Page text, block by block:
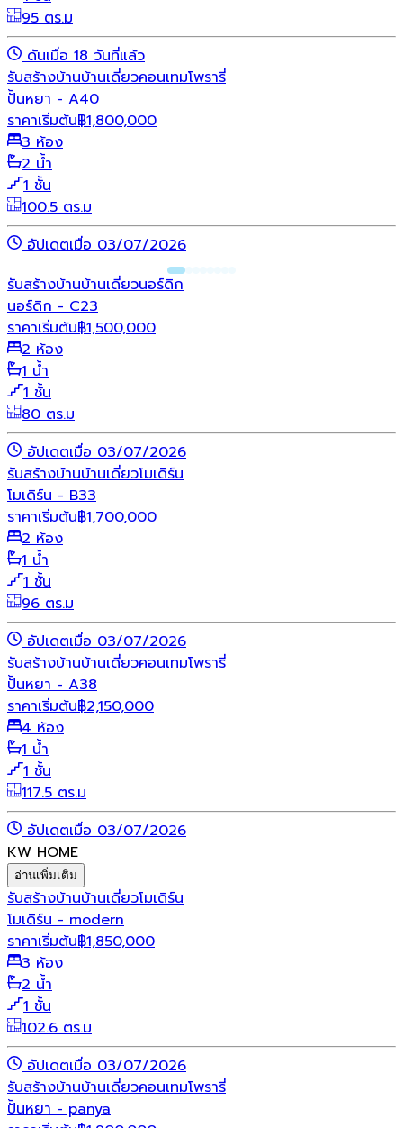
95 ตร.ม
ดันเมื่อ 18 วันที่แล้ว
รับสร้างบ้านบ้านเดี่ยวคอนเทมโพรารี่
ปั้นหยา - A40
ราคาเริ่มต้น฿1,800,000
3 ห้อง
2 น้ำ
1 ชั้น
100.5 ตร.ม
อัปเดตเมื่อ 03/07/2026
รับสร้างบ้านบ้านเดี่ยวนอร์ดิก
นอร์ดิก - C23
ราคาเริ่มต้น฿1,500,000
2 ห้อง
1 น้ำ
1 ชั้น
80 ตร.ม
อัปเดตเมื่อ 03/07/2026
รับสร้างบ้านบ้านเดี่ยวโมเดิร์น
โมเดิร์น - B33
ราคาเริ่มต้น฿1,700,000
2 ห้อง
1 น้ำ
1 ชั้น
96 ตร.ม
อัปเดตเมื่อ 03/07/2026
รับสร้างบ้านบ้านเดี่ยวคอนเทมโพรารี่
ปั้นหยา - A38
ราคาเริ่มต้น฿2,150,000
4 ห้อง
1 น้ำ
1 ชั้น
117.5 ตร.ม
อัปเดตเมื่อ 03/07/2026
KW HOME
อ่านเพิ่มเติม
รับสร้างบ้านบ้านเดี่ยวโมเดิร์น
โมเดิร์น - modern
ราคาเริ่มต้น฿1,850,000
3 ห้อง
2 น้ำ
1 ชั้น
102.6 ตร.ม
อัปเดตเมื่อ 03/07/2026
รับสร้างบ้านบ้านเดี่ยวคอนเทมโพรารี่
ปั้นหยา - panya